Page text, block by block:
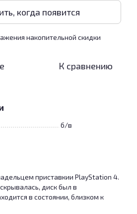
когда появится
накопительной скидки
К сравнению
б/в
приставкии PlayStation 4.
диск был в
в состоянии, близком к